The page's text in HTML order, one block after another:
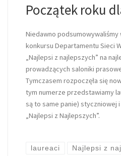
Początek roku
Niedawno
konkursu Departamentu Sieci
„Najlepsi z najlepszych” na
prowadzących saloniki
Tymczasem rozpoczęła się
tym numerze przedstawiamy
są to same panie) styczniowej
„Najlepsi z Najlepszych”.
laureaci Najlepsi z